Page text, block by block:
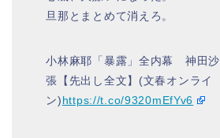
旦那とまとめて消えろ。
小林麻耶「暴露」全内幕 神田沙
張【先出し全文】(文春オンライ
ン)https://t.co/9320mEfYv6